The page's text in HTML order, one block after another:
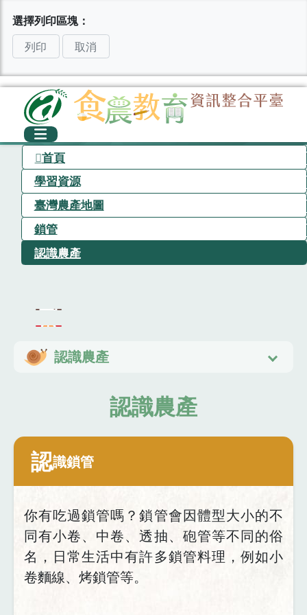
選擇列印區塊：
列印
取消
首頁
學習資源
臺灣農產地圖
鎖管
認識農產
認識農產
認識農產
認識鎖管
你有吃過鎖管嗎？鎖管會因體型大小的不
同有小卷、中卷、透抽、砲管等不同的俗
名，日常生活中有許多鎖管料理，例如小
卷麵線、烤鎖管等。